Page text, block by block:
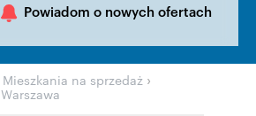
Powiadom o nowych ofertach
Mieszkania na sprzedaż ›
Warszawa